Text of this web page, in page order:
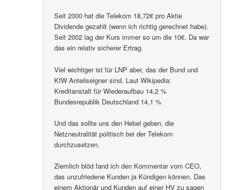
Seit 2000 hat die Telekom 18,72€ pro Aktie
Dividende gezahlt (wenn ich richtig gerechnet habe).
Seit 2002 lag der Kurs immer so um die 10€. Da war
das ein relativ sicherer Ertrag.
Viel wichtiger ist für LNP aber, das der Bund und
KfW Anteilseigner sind. Laut Wikipedia:
Kreditanstalt für Wiederaufbau 14,2 %
Bundesrepublik Deutschland 14,1 %
Und das sollte uns den Hebel geben, die
Netzneutralität politisch bei der Telekom
durchzusetzen.
Ziemlich blöd fand ich den Kommentar vom CEO,
das unzufriedene Kunden ja Kündigen können. Das
einem Aktionär und Kunden auf einer HV zu sagen